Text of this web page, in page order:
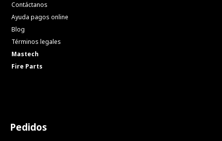
Contáctanos
Ayuda pagos online
Blog
Términos legales
Mastech
Fire Parts
Pedidos